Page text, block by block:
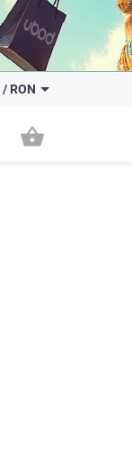
/ RON
shopping_basket